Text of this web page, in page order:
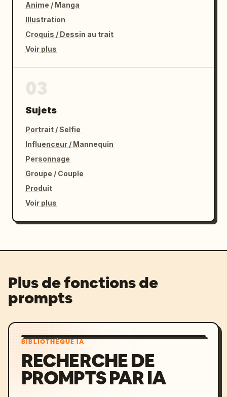
Anime / Manga
Illustration
Croquis / Dessin au trait
Voir plus
Sujets
Portrait / Selfie
Influenceur / Mannequin
Personnage
Groupe / Couple
Produit
Voir plus
Plus de fonctions de
prompts
BIBLIOTHÈQUE IA
RECHERCHE DE
PROMPTS PAR IA